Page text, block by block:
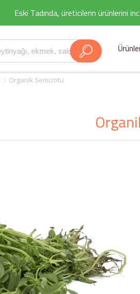
Eski Tadında, üreticilerin ürünlerini
Organik Semizotu